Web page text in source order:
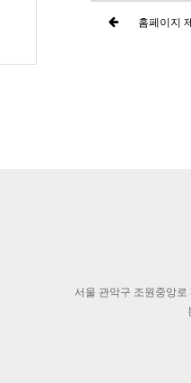
홈페이지
서울 관악구 조원중앙로